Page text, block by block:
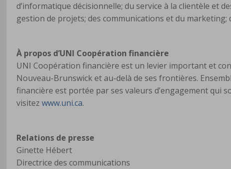
d’informatique décisionnelle; du service à la clientèle et
gestion de projets; des communications et du
À propos d’UNI Coopération financière
UNI Coopération financière est un levier important et
Nouveau-Brunswick et au-delà de ses frontières.
financière est portée par ses valeurs d’engagement qui
visitez www.uni.ca.
Relations de presse
Ginette Hébert
Directrice des communications